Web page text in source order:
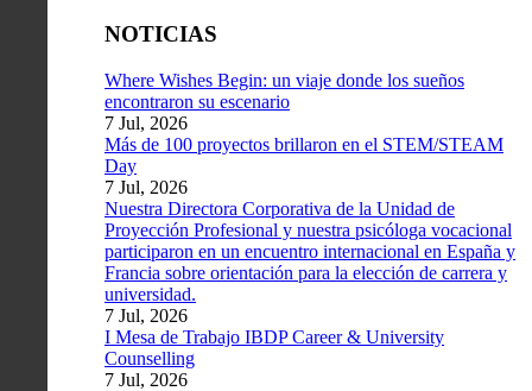
NOTICIAS
Where Wishes Begin: un viaje donde los sueños
encontraron su escenario
7 Jul, 2026
Más de 100 proyectos brillaron en el STEM/STEAM
Day
7 Jul, 2026
Nuestra Directora Corporativa de la Unidad de
Proyección Profesional y nuestra psicóloga vocacional
participaron en un encuentro internacional en España y
Francia sobre orientación para la elección de carrera y
universidad.
7 Jul, 2026
I Mesa de Trabajo IBDP Career & University
Counselling
7 Jul, 2026